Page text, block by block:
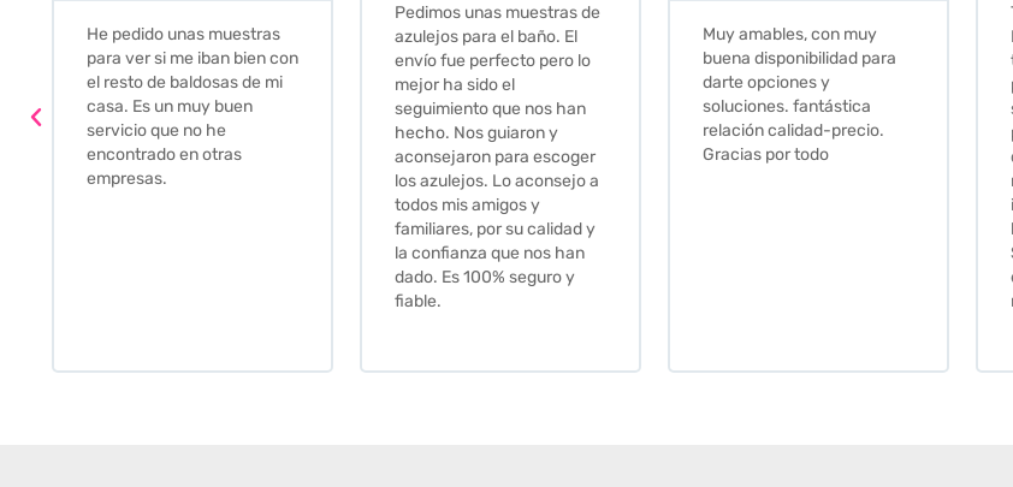
azulejos para el baño. El
envío fue perfecto pero lo
mejor ha sido el
seguimiento que nos han
hecho. Nos guiaron y
aconsejaron para escoger
los azulejos. Lo aconsejo a
Muy amables, con muy
buena disponibilidad para
darte opciones y
soluciones. fantástica
relación calidad-precio.
Gracias por todo
La Casa de los Azulejos. La
tención recibida, sobretodo
por parte de Stephanie, ha
sido excepcional. Serios,
profesionales,
colaboradores para